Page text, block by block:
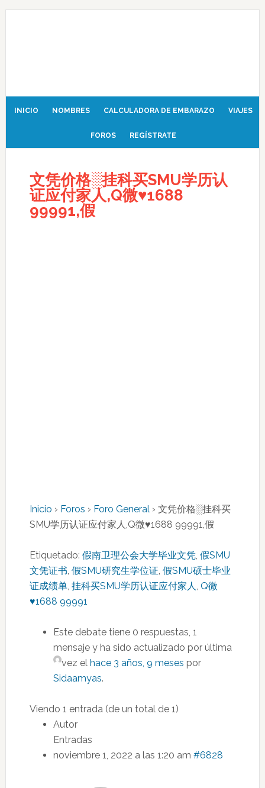
INICIO NOMBRES CALCULADORA DE EMBARAZO VIAJES
FOROS REGÍSTRATE
文凭价格░挂科买SMU学历认
证应付家人,Q微♥1688
99991,假
Inicio › Foros › Foro General › 文凭价格░挂科买
SMU学历认证应付家人,Q微♥1688 99991,假
Etiquetado: 假南卫理公会大学毕业文凭, 假SMU
文凭证书, 假SMU研究生学位证, 假SMU硕士毕业
证成绩单, 挂科买SMU学历认证应付家人, Q微
♥1688 99991
Este debate tiene 0 respuestas, 1
mensaje y ha sido actualizado por última
vez el hace 3 años, 9 meses por
Sidaamyas.
Viendo 1 entrada (de un total de 1)
Autor
Entradas
noviembre 1, 2022 a las 1:20 am #6828